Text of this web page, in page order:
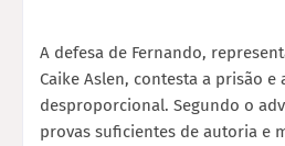
A defesa de Fernando,
Caike Aslen, contesta a prisão
desproporcional. Segundo o
provas suficientes de autoria e